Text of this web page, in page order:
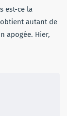
est-ce la
autant de
apogée. Hier,